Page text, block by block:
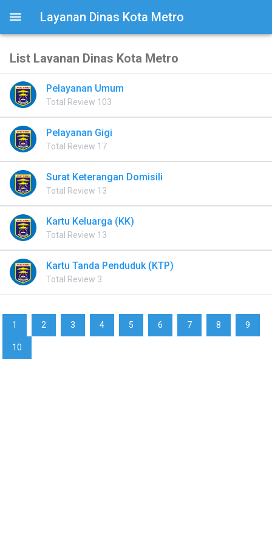
Layanan Dinas Kota Metro
List Layanan Dinas Kota Metro
Pelayanan Umum
Total Review 103
Pelayanan Gigi
Total Review 17
Surat Keterangan Domisili
Total Review 13
Kartu Keluarga (KK)
Total Review 13
Kartu Tanda Penduduk (KTP)
Total Review 3
1 2 3 4 5 6 7 8 9
10